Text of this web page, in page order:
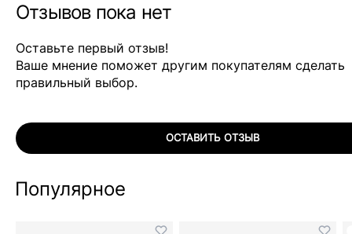
Отзывов пока нет
Оставьте первый отзыв!
Ваше мнение поможет другим покупателям сделать
правильный выбор.
ОСТАВИТЬ ОТЗЫВ
Популярное